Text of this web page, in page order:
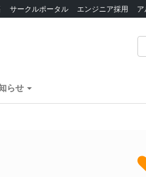
サークルポータル エンジニア採用
らせ